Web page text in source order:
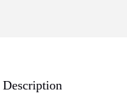
Description